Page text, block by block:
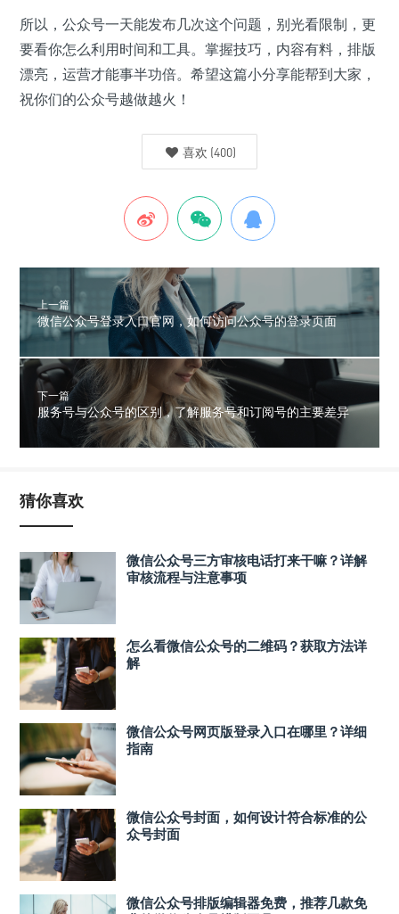
所以，公众号一天能发布几次这个问题，别光看限制，更
要看你怎么利用时间和工具。掌握技巧，内容有料，排版
漂亮，运营才能事半功倍。希望这篇小分享能帮到大家，
祝你们的公众号越做越火！
喜欢 (400)
上一篇
微信公众号登录入口官网，如何访问公众号的登录页面
下一篇
服务号与公众号的区别，了解服务号和订阅号的主要差异
猜你喜欢
微信公众号三方审核电话打来干嘛？详解
审核流程与注意事项
怎么看微信公众号的二维码？获取方法详
解
微信公众号网页版登录入口在哪里？详细
指南
微信公众号封面，如何设计符合标准的公
众号封面
微信公众号排版编辑器免费，推荐几款免